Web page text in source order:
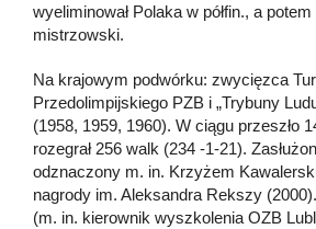
wyeliminował Polaka w półfin., a potem
mistrzowski.
Na krajowym podwórku: zwycięzca
Przedolimpijskiego PZB i „Trybuny
(1958, 1959, 1960). W ciągu przeszło
rozegrał 256 walk (234 -1-21).
odznaczony m. in. Krzyżem
nagrody im. Aleksandra Rekszy
(m. in. kierownik wyszkolenia OZB